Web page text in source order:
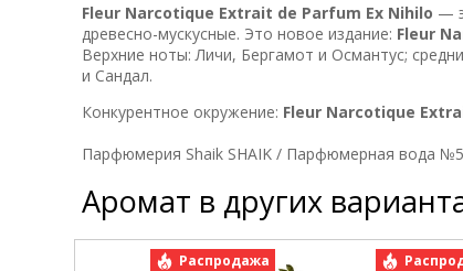
Fleur Narcotique Extrait de Parfum Ex Nihilo —
древесно-мускусные. Это новое издание: Fleur
Верхние ноты: Личи, Бергамот и Османтус;
и Сандал.
Конкурентное окружение: Fleur Narcotique
Парфюмерия Shaik SHAIK / Парфюмерная вода
Аромат в других
Распродажа